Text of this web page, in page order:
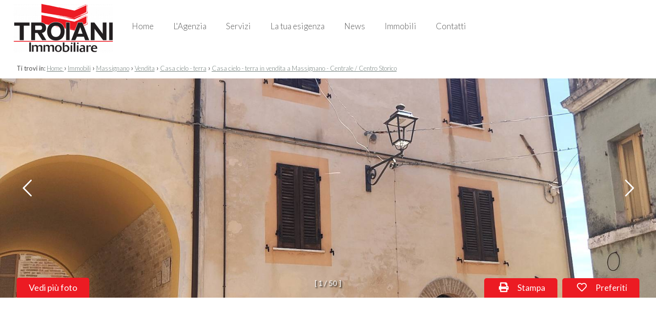
Home L'Agenzia Servizi La tua esigenza News Immobili Contatti
Ti trovi in: Home › Immobili › Massignano › Vendita › Casa cielo - terra › Casa cielo - terra in vendita a Massignano - Centrale / Centro Storico
[ 1 / 50 ]
Vedi più foto Preferiti
Stampa